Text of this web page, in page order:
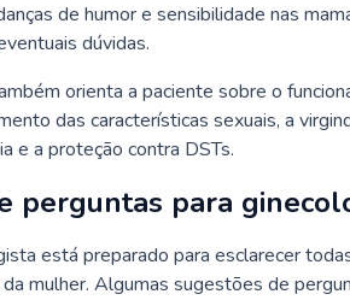
de humor e sensibilidade nas
dúvidas.
orienta a paciente sobre o
das características sexuais, a
e a proteção contra DSTs.
perguntas para
está preparado para esclarecer
mulher. Algumas sugestões de